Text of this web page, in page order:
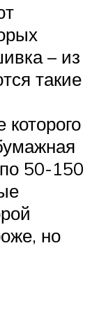
– из
такие
которого
50-150
но